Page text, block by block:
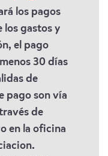
los pagos
los gastos y
el pago
30 días
de
pago son vía
de
en la oficina